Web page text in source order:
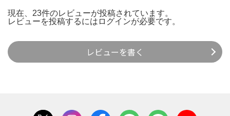
現在、23件のレビューが投稿されています。
レビューを投稿するには ログインが必要です。
レビューを書く